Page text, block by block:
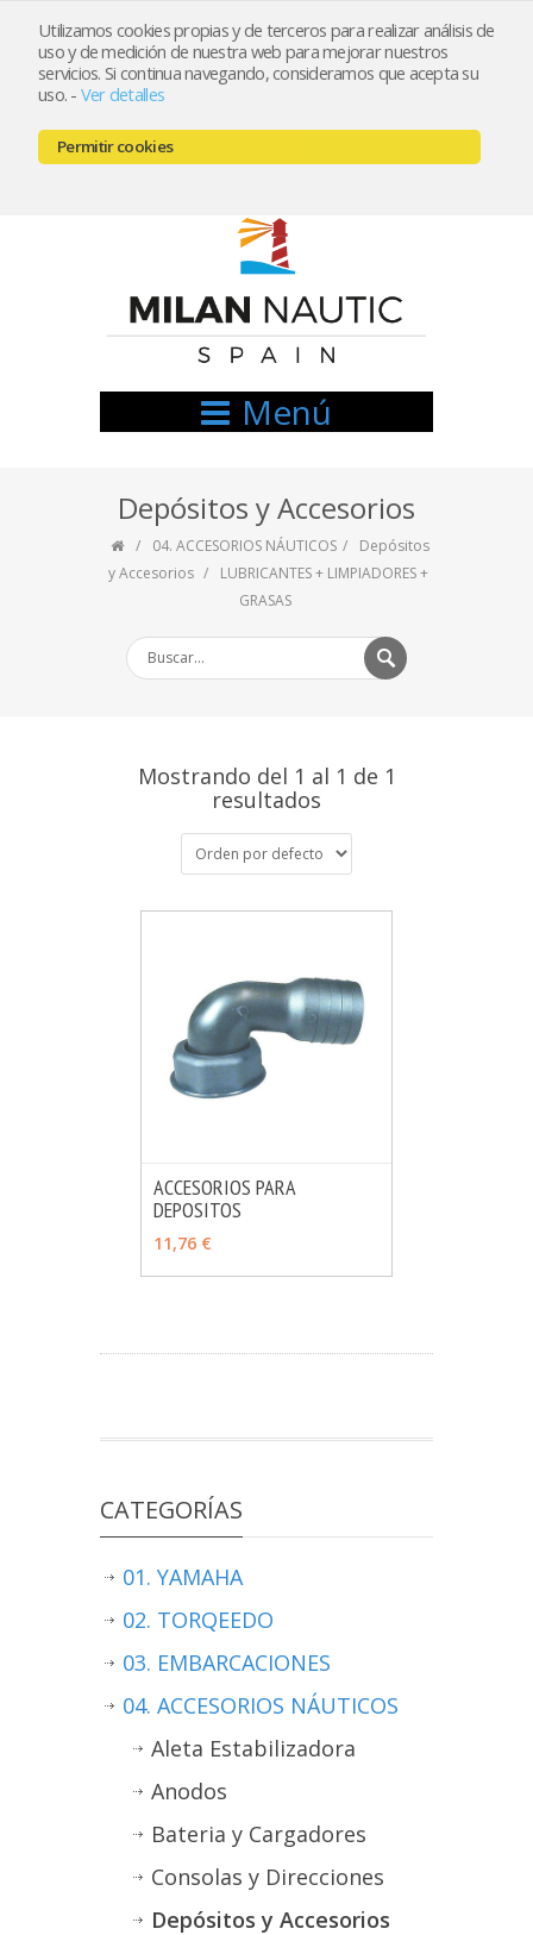
Utilizamos cookies propias y de terceros para realizar análisis de
uso y de medición de nuestra web para mejorar nuestros
servicios. Si continua navegando, consideramos que acepta su
uso. - Ver detalles
Permitir cookies
Registrarse Mi cuenta
666521122 // 654999333
Menú
Depósitos y Accesorios
04. ACCESORIOS NÁUTICOS
Depósitos
y Accesorios
LUBRICANTES + LIMPIADORES +
GRASAS
Mostrando del 1 al 1 de 1
resultados
VER OPCIONES
ACCESORIOS PARA
DEPOSITOS
11,76 €
CATEGORÍAS
01. YAMAHA
02. TORQEEDO
03. EMBARCACIONES
04. ACCESORIOS NÁUTICOS
Aleta Estabilizadora
Anodos
Bateria y Cargadores
Consolas y Direcciones
Depósitos y Accesorios